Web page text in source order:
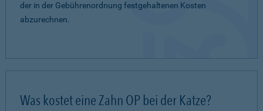
der in der Gebührenordnung festgehaltenen Kosten
abzurechnen.
Was kostet eine Zahn OP bei der Katze?